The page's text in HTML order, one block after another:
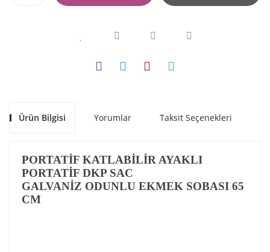
Ürün Bilgisi Yorumlar Taksit Seçenekleri
PORTATİF KATLABİLİR AYAKLI
PORTATİF DKP SAC
GALVANİZ ODUNLU EKMEK SOBASI 65
CM